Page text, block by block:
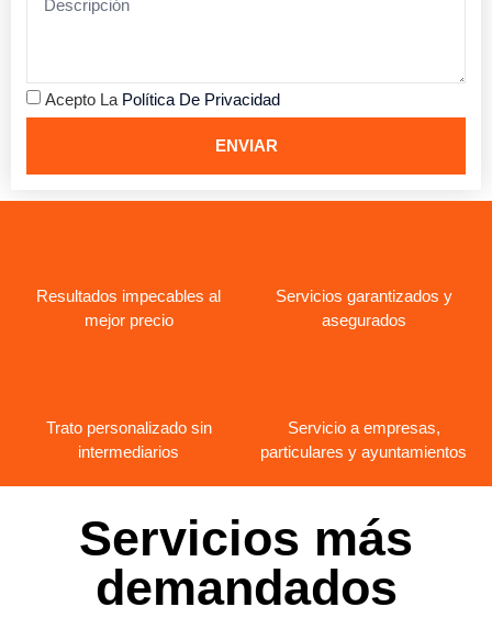
Acepto La Política De Privacidad
ENVIAR
Resultados impecables al
mejor precio
Servicios garantizados y
asegurados
Trato personalizado sin
intermediarios
Servicio a empresas,
particulares y ayuntamientos
Servicios más
demandados